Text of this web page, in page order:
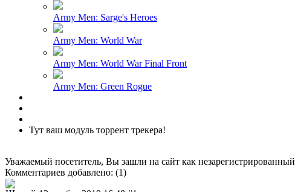
Army Men: Sarge's Heroes
Army Men: World War
Army Men: World War Final Front
Army Men: Green Rogue
Тут ваш модуль торрент трекера!
Уважаемый посетитель, Вы зашли на сайт как
Комментариев добавлено: (1)